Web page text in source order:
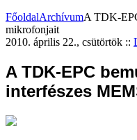
FőoldalArchívumA TDK-
mikrofonjait
2010. április 22., csütörtök ::
A TDK-EPC
interfészes